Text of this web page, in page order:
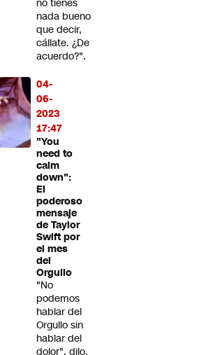
no tienes
nada bueno
que decir,
cállate. ¿De
acuerdo?".
04-
06-
2023
17:47
"You
need to
calm
down":
El
poderoso
mensaje
de Taylor
Swift por
el mes
del
Orgullo
"No
podemos
hablar del
Orgullo sin
hablar del
dolor", dijo,